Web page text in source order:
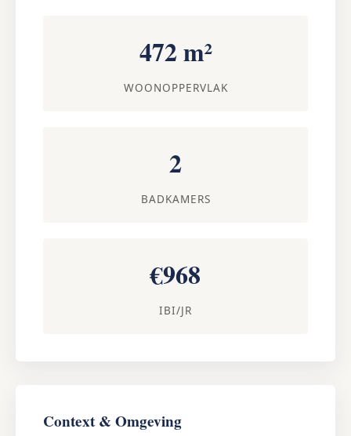
472 m²
WOONOPPERVLAK
2
BADKAMERS
€968
IBI/JR
Context & Omgeving